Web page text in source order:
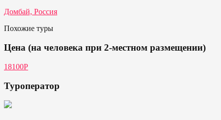
Домбай, Россия
Похожие туры
Цена (на человека при 2-местном размещении)
18100Р
Туроператор